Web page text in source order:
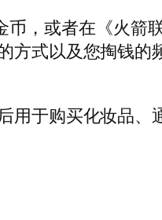
，或者在《火箭
式以及您掏钱
于购买化妆品